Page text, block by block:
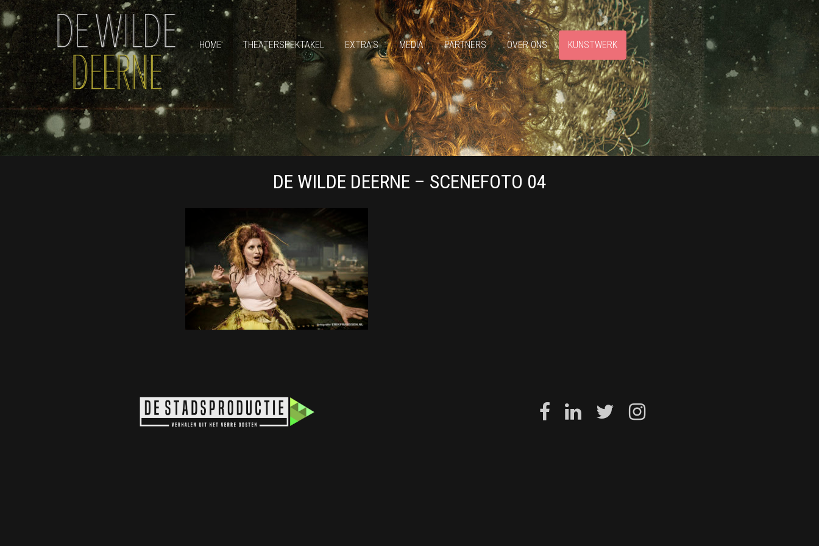
HOME THEATERSPEKTAKEL EXTRA’S MEDIA PARTNERS OVER ONS KUNSTWERK
DE WILDE DEERNE – SCENEFOTO 04